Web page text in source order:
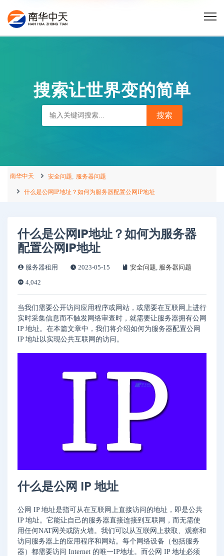
搜索让世界变的简单
南华中天 安全问题, 服务器问题
什么是公网IP地址？如何为服务器配置公网IP地址
什么是公网IP地址？如何为服务器
配置公网IP地址
服务器租用 2023-05-15 安全问题, 服务器问题
4,042
当我们需要公开访问应用程序或网站，或需要在互联网上进行
实时采集信息而不触发网络审查时，就需要让服务器拥有公网
IP 地址。在本篇文章中，我们将介绍如何为服务器配置公网
IP 地址以实现公共互联网的访问。
什么是公网 IP 地址
公网 IP 地址是指可从在互联网上直接访问的地址，即是公共
IP 地址。它能让自己的服务器直接连接到互联网，而无需使
用任何NAT网关或防火墙。我们可以从互联网上获取、观察和
访问服务器上的应用程序和网站。每个网络设备（包括服务
器）都需要访问 Internet 的唯一IP地址。而公网 IP 地址必须